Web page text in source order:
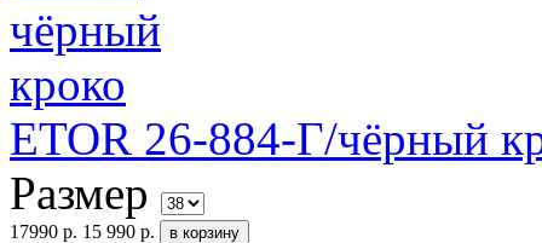
ETOR 26-884-Г/чёрный
Размер
17990 р. 15 990 р.